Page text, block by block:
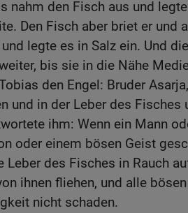
nahm den Fisch aus und
Den Fisch aber briet er und
legte es in Salz ein. Und
bis sie in die Nähe
den Engel: Bruder
und in der Leber des Fisches
ihm: Wenn ein Mann
oder einem bösen Geist
Leber des Fisches in Rauch
ihnen fliehen, und alle
nicht schaden.